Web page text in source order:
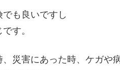
も良いですし
す。
災害にあった時、ケガや